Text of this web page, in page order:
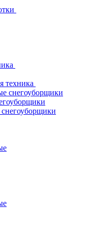
техника
снегоуборщики